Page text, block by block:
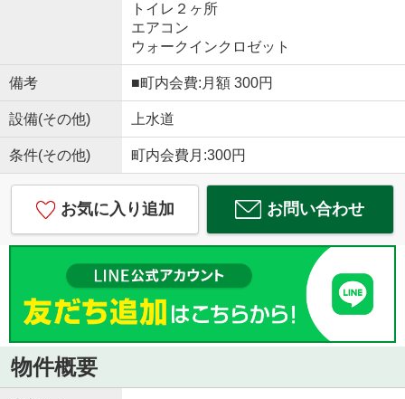
トイレ２ヶ所
エアコン
ウォークインクロゼット
備考 ■町内会費:月額 300円
設備(その他) 上水道
条件(その他) 町内会費月:300円
お気に入り追加 お問い合わせ
物件概要